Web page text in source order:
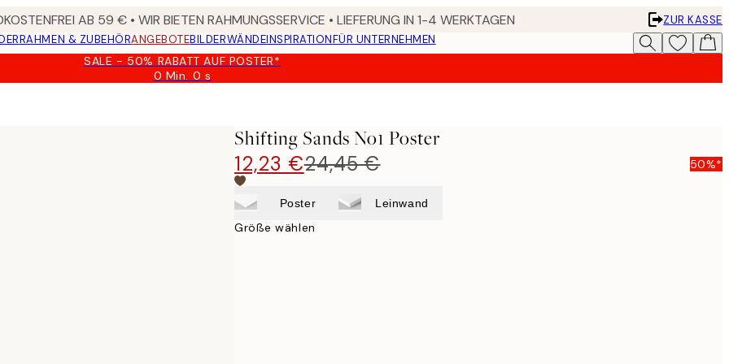
AB 59 € • WIR BIETEN RAHMUNGSSERVICE • LIEFERUNG IN 1-4 WERKTAGEN
ZUR KASSE
RAHMEN & ZUBEHÖRANGEBOTEBILDERWÄNDEINSPIRATIONFÜR UNTERNEHMEN
SALE - 50% RABATT AUF POSTER*
0 Min. 0 s
Gültig
Shifting Sands No1 Poster
12,23 €24,45 € 50%*
Poster Leinwand
Größe wählen